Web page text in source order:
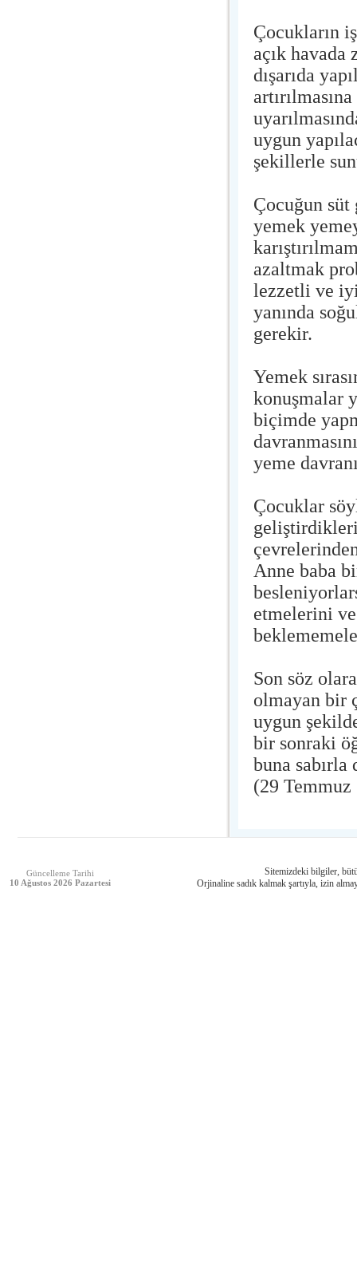
Çocukların
açık
dışarıda
uygun
şekillerle
Çocuğun süt
yemek
azaltmak
lezzetli ve
yanında
gerekir.
Yemek
konuşmalar
biçimde
yeme
Çocuklar
Anne baba
etmelerini
Son söz
olmayan bir
uygun
bir sonraki
buna sabırla
(29 Temmuz
Güncelleme Tarihi
10 Ağustos 2026 Pazartesi
Sitemizdeki bilgiler,
Orjinaline sadık kalmak şartıyla, izin